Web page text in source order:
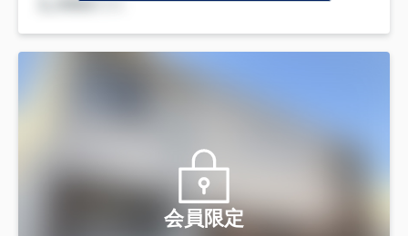
会員限定